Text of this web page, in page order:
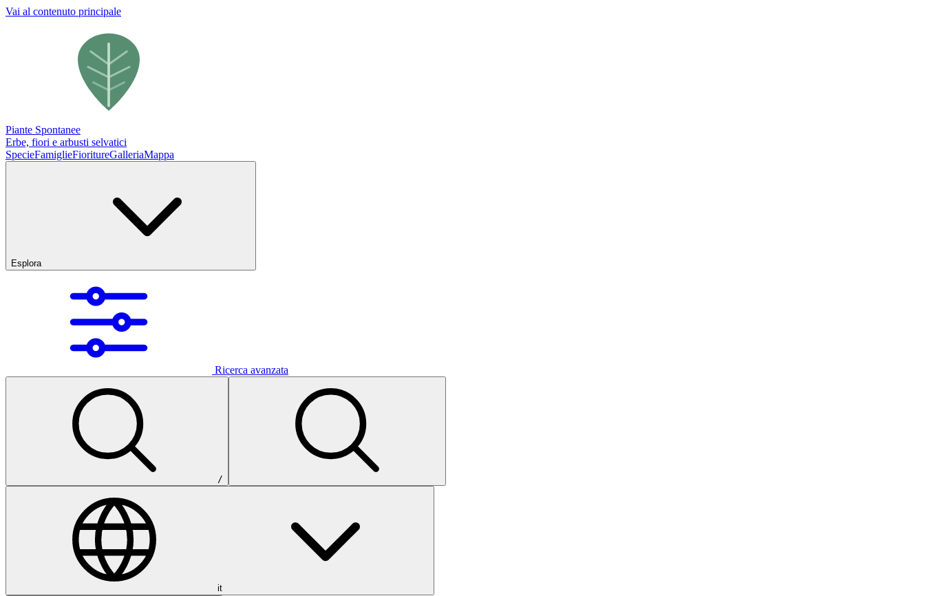
Vai al contenuto principale
Piante Spontanee
Erbe, fiori e arbusti selvatici
SpecieFamiglieFioritureGalleriaMappa
Esplora
Ricerca avanzata
/
it